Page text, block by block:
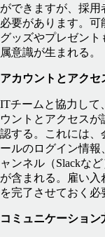
ができますが、採用
必要があります。
グッズやプレゼン
属意識が生まれる。
アカウントとアクセ
ITチームと協力して
ウントとアクセス
認する。これには、
ールのログイン情
ャンネル（Slackな
が含まれる。雇い入
を完了させておく必
コミュニケーション